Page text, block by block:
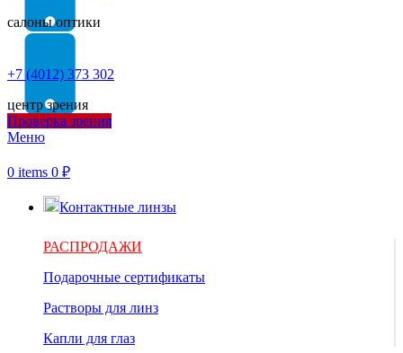
салоны оптики
+7 (4012) 373 302
центр зрения
Проверка зрения
Меню
0 items 0 ₽
Контактные линзы
РАСПРОДАЖИ
Подарочные сертификаты
Растворы для линз
Капли для глаз